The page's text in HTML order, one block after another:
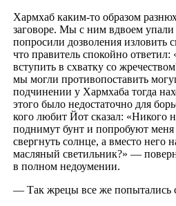
Хармхаб каким-то образом
заговоре. Мы с ним вдвоем упали
попросили дозволения изловить
что правитель спокойно ответил:
вступить в схватку со
мы могли противопоставить
подчинении у Хармхаба тогда
этого было недостаточно для
кого любит Йот сказал: «Никого
поднимут бунт и попробуют меня
свергнуть солнце, а вместо него
масляный светильник?» —
в полном недоумении.
— Так жрецы все же попытались